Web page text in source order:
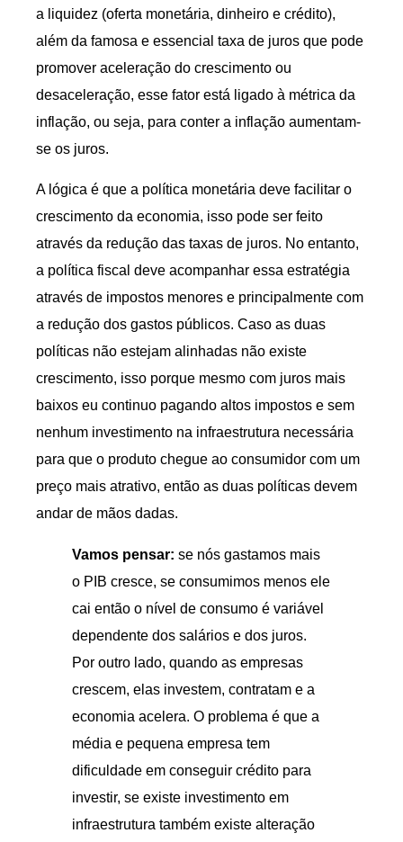
a liquidez (oferta monetária, dinheiro e crédito),
além da famosa e essencial taxa de juros que pode
promover aceleração do crescimento ou
desaceleração, esse fator está ligado à métrica da
inflação, ou seja, para conter a inflação aumentam-
se os juros.
A lógica é que a política monetária deve facilitar o
crescimento da economia, isso pode ser feito
através da redução das taxas de juros. No entanto,
a política fiscal deve acompanhar essa estratégia
através de impostos menores e principalmente com
a redução dos gastos públicos. Caso as duas
políticas não estejam alinhadas não existe
crescimento, isso porque mesmo com juros mais
baixos eu continuo pagando altos impostos e sem
nenhum investimento na infraestrutura necessária
para que o produto chegue ao consumidor com um
preço mais atrativo, então as duas políticas devem
andar de mãos dadas.
Vamos pensar: se nós gastamos mais
o PIB cresce, se consumimos menos ele
cai então o nível de consumo é variável
dependente dos salários e dos juros.
Por outro lado, quando as empresas
crescem, elas investem, contratam e a
economia acelera. O problema é que a
média e pequena empresa tem
dificuldade em conseguir crédito para
investir, se existe investimento em
infraestrutura também existe alteração